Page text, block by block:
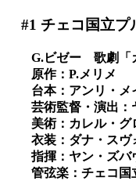
#1 チェコ国立プ
G.ビゼー 歌劇「
原作：P.メリメ
台本：アンリ・メ
芸術監督・演出：
美術：カレル・グ
衣装：ダナ・スヴ
指揮：ヤン・ズバ
管弦楽：チェコ国